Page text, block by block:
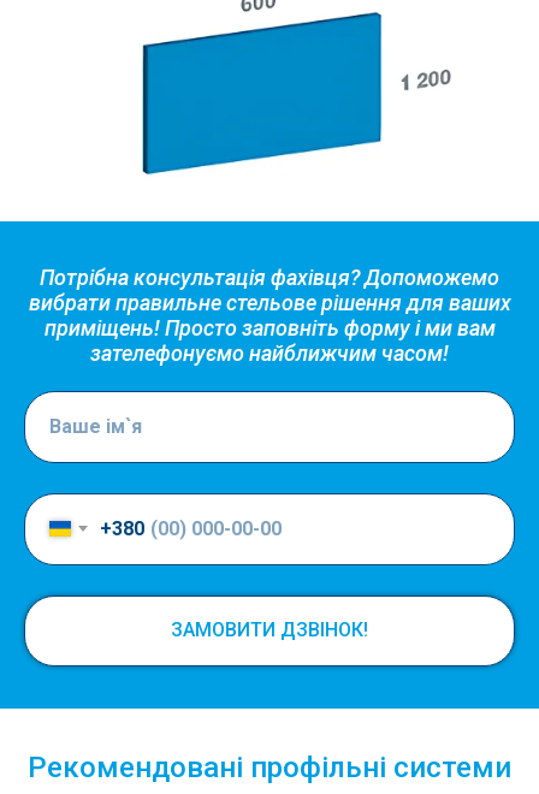
Потрібна консультація фахівця? Допоможемо
вибрати правильне стельове рішення для ваших
приміщень! Просто заповніть форму і ми вам
зателефонуємо найближчим часом!
+380
ЗАМОВИТИ ДЗВІНОК!
Рекомендовані профільні системи